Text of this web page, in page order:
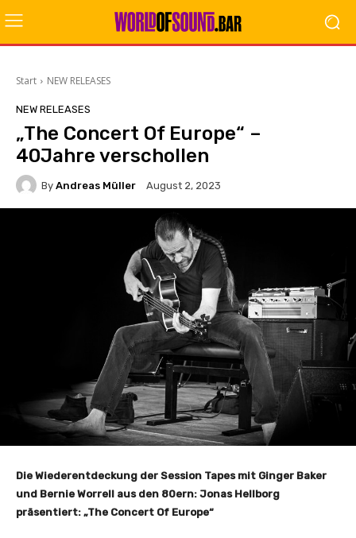
Start NEW RELEASES
NEW RELEASES
„The Concert Of Europe“ –
40Jahre verschollen
By Andreas Müller August 2, 2023
Die Wiederentdeckung der Session Tapes mit Ginger Baker
und Bernie Worrell aus den 80ern: Jonas Hellborg
präsentiert: „The Concert Of Europe“